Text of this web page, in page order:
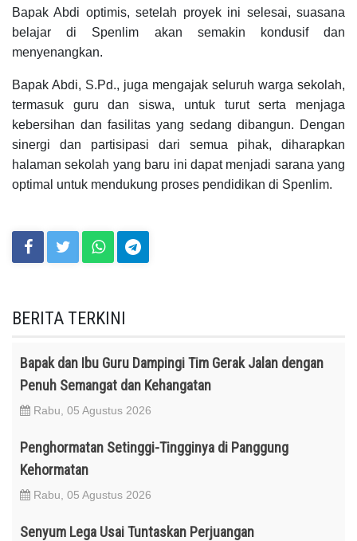
Bapak Abdi optimis, setelah proyek ini selesai, suasana
belajar di Spenlim akan semakin kondusif dan
menyenangkan.
Bapak Abdi, S.Pd., juga mengajak seluruh warga sekolah,
termasuk guru dan siswa, untuk turut serta menjaga
kebersihan dan fasilitas yang sedang dibangun. Dengan
sinergi dan partisipasi dari semua pihak, diharapkan
halaman sekolah yang baru ini dapat menjadi sarana yang
optimal untuk mendukung proses pendidikan di Spenlim.
BERITA TERKINI
Bapak dan Ibu Guru Dampingi Tim Gerak Jalan dengan
Penuh Semangat dan Kehangatan
Rabu, 05 Agustus 2026
Penghormatan Setinggi-Tingginya di Panggung
Kehormatan
Rabu, 05 Agustus 2026
Senyum Lega Usai Tuntaskan Perjuangan